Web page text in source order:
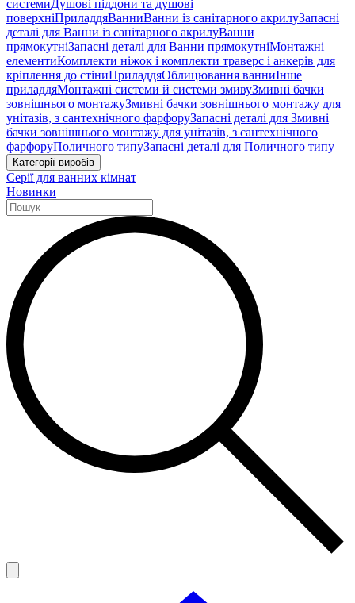
системиДушові піддони та душові
поверхніПриладдяВанниВанни із санітарного акрилуЗапасні
деталі для Ванни із санітарного акрилуВанни
прямокутніЗапасні деталі для Ванни прямокутніМонтажні
елементиКомплекти ніжок і комплекти траверс і анкерів для
кріплення до стіниПриладдяОблицювання ванниІнше
приладдяМонтажні системи й системи змивуЗмивні бачки
зовнішнього монтажуЗмивні бачки зовнішнього монтажу для
унітазів, з сантехнічного фарфоруЗапасні деталі для Змивні
бачки зовнішнього монтажу для унітазів, з сантехнічного
фарфоруПоличного типуЗапасні деталі для Поличного типу
Категорії виробів
Серії для ванних кімнат
Новинки